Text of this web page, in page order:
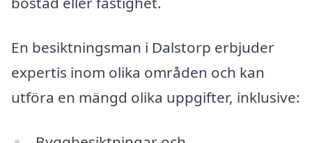
En besiktningsman i Dalstorp erbjuder
expertis inom olika områden och kan
utföra en mängd olika uppgifter, inklusive: